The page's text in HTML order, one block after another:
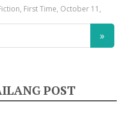
, First Time, October 11 ,
POST